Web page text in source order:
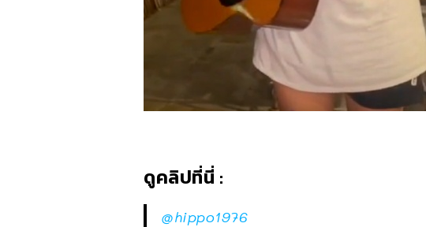
ดูคลิปที่นี่ :
@hippo1976